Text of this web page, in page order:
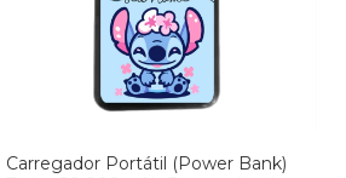
Carregador Portátil (Power Bank)